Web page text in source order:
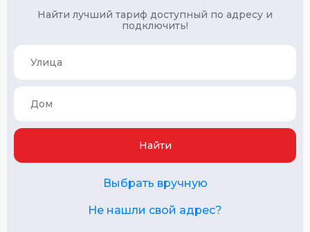
Найти лучший тариф доступный по адресу и
подключить!
Найти
Выбрать вручную
Не нашли свой адрес?